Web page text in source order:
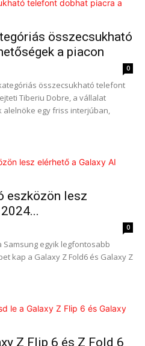
összecsukható
a piacon
0
összecsukható telefont
Tiberiu Dobre, a vállalat
alelnöke egy friss interjúban,
eszközön lesz
0
Samsung egyik legfontosabb
kap a Galaxy Z Fold6 és Galaxy Z
Z Flip 6 és Z Fold 6